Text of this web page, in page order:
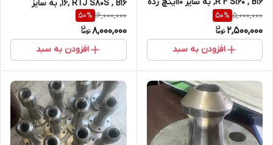
R F S160 , B16, به سایز 10اینچ رده
10Sبه قد 90 میلیمتر از جنس
5,000,000
50%
2,500,000
افزودن به سبد
16, RTJ S80S , B16, به سایز
جنس SA182F316/316L کپی کپی
16,000,000
50%
8,000,000
افزودن به سبد